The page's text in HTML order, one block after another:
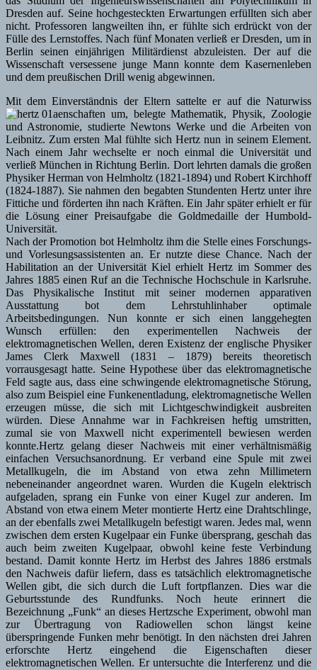
Dresden auf. Seine hochgesteckten Erwartungen erfüllten sich aber
nicht. Professoren langweilten ihn, er fühlte sich erdrückt von der
Fülle des Lernstoffes. Nach fünf Monaten verließ er Dresden, um in
Berlin seinen einjährigen Militärdienst abzuleisten. Der auf die
Wissenschaft versessene junge Mann konnte dem Kasernenleben
und dem preußischen Drill wenig abgewinnen.
Mit dem Einverständnis der Eltern sattelte er auf die Naturwiss
enschaften um, belegte Mathematik, Physik, Zoologie
und Astronomie, studierte Newtons Werke und die Arbeiten von
Leibnitz. Zum ersten Mal fühlte sich Hertz nun in seinem Element.
Nach einem Jahr wechselte er noch einmal die Universität und
verließ München in Richtung Berlin. Dort lehrten damals die großen
Physiker Herman von Helmholtz (1821-1894) und Robert Kirchhoff
(1824-1887). Sie nahmen den begabten Stundenten Hertz unter ihre
Fittiche und förderten ihn nach Kräften. Ein Jahr später erhielt er für
die Lösung einer Preisaufgabe die Goldmedaille der Humbold-
Universität.
Nach der Promotion bot Helmholtz ihm die Stelle eines Forschungs-
und Vorlesungsassistenten an. Er nutzte diese Chance. Nach der
Habilitation an der Universität Kiel erhielt Hertz im Sommer des
Jahres 1885 einen Ruf an die Technische Hochschule in Karlsruhe.
Das Physikalische Institut mit seiner modernen apparativen
Ausstattung bot dem Lehrstuhlinhaber optimale
Arbeitsbedingungen. Nun konnte er sich einen langgehegten
Wunsch erfüllen: den experimentellen Nachweis der
elektromagnetischen Wellen, deren Existenz der englische Physiker
James Clerk Maxwell (1831 – 1879) bereits theoretisch
vorrausgesagt hatte. Seine Hypothese über das elektromagnetische
Feld sagte aus, dass eine schwingende elektromagnetische Störung,
also zum Beispiel eine Funkenentladung, elektromagnetische Wellen
erzeugen müsse, die sich mit Lichtgeschwindigkeit ausbreiten
würden. Diese Annahme war in Fachkreisen heftig umstritten,
zumal sie von Maxwell nicht experimentell bewiesen werden
konnte.Hertz gelang dieser Nachweis mit einer verhältnismäßig
einfachen Versuchsanordnung. Er verband eine Spule mit zwei
Metallkugeln, die im Abstand von etwa zehn Millimetern
nebeneinander angeordnet waren. Wurden die Kugeln elektrisch
aufgeladen, sprang ein Funke von einer Kugel zur anderen. Im
Abstand von etwa einem Meter montierte Hertz eine Drahtschlinge,
an der ebenfalls zwei Metallkugeln befestigt waren. Jedes mal, wenn
zwischen dem ersten Kugelpaar ein Funke übersprang, geschah das
auch beim zweiten Kugelpaar, obwohl keine feste Verbindung
bestand. Damit konnte Hertz im Herbst des Jahres 1886 erstmals
den Nachweis dafür liefern, dass es tatsächlich elektromagnetische
Wellen gibt, die sich durch die Luft fortpflanzen. Dies war die
Geburtsstunde des Rundfunks. Noch heute erinnert die
Bezeichnung „Funk“ an dieses Hertzsche Experiment, obwohl man
zur Übertragung von Radiowellen schon längst keine
überspringende Funken mehr benötigt. In den nächsten drei Jahren
erforschte Hertz eingehend die Eigenschaften dieser
elektromagnetischen Wellen. Er untersuchte die Interferenz und die